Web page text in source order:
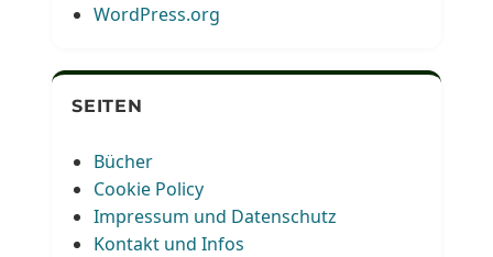
WordPress.org
SEITEN
Bücher
Cookie Policy
Impressum und Datenschutz
Kontakt und Infos